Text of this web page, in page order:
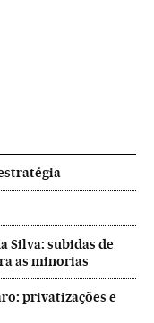
Silva: subidas de
as minorias
privatizações e